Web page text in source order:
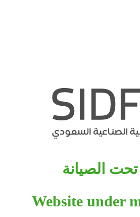
تحت الصيانة
Website under